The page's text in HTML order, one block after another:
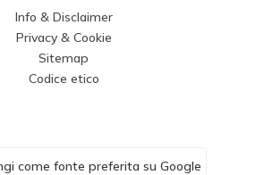
Info & Disclaimer
Privacy & Cookie
Sitemap
Codice etico
come fonte preferita su Google